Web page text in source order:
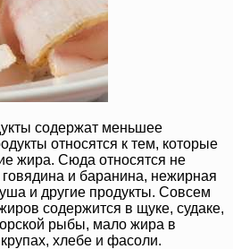
содержат меньшее
относятся к тем, которые
жира. Сюда относятся не
и баранина, нежирная
и другие продукты. Совсем
содержится в щуке, судаке,
рыбы, мало жира в
хлебе и фасоли.